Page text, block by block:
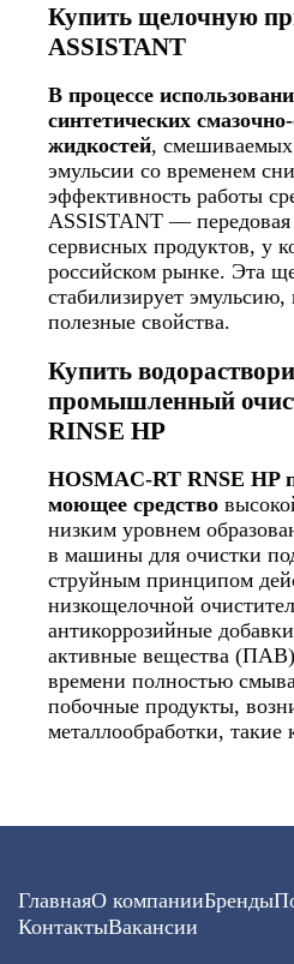
Купить щелочную
ASSISTANT
В процессе
синтетических
жидкостей, смешиваемых
эмульсии со временем
эффективность работы
ASSISTANT — передовая
сервисных продуктов, у
российском рынке. Эта
стабилизирует эмульсию,
полезные свойства.
Купить
промышленный
RINSE HP
HOSMAC-RT RNSE HP
моющее средство
низким уровнем
в машины для очистки
струйным принципом
низкощелочной
антикоррозийные
активные вещества
времени полностью
побочные продукты,
металлообработки, такие
ГлавнаяО компанииБренды
КонтактыВакансии